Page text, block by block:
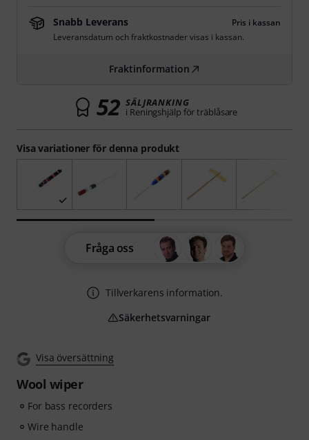
Visa översättning
Wool wiper
For bass recorders
Wire handle
Visa variationer för denna produkt
Snabb Leverans
Pris i kassan
Leveransdatum och fraktkostnader visas i kassan.
Fraktinformation
52 SÄLJRANKING
i Reningshjälp för träblåsare
Fråga oss
Tillverkarens information.
Säkerhetsvarningar